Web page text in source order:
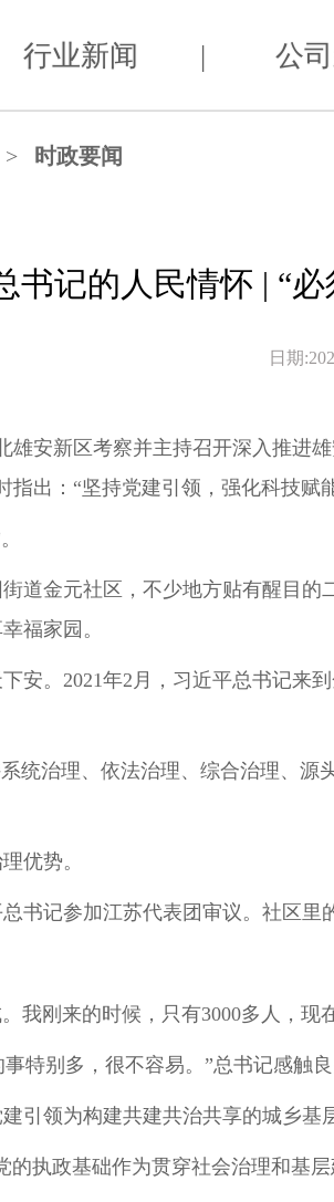
行业新闻 | 公
> 时政要闻
书记的人民情怀 | “
日期
雄安新区考察并主持召开深入推进
指出：“坚持党建引领，强化科技赋
道金元社区，不少地方贴有醒目
福家园。
安。2021年2月，习近平总书记来
统治理、依法治理、综合治理、
优势。
书记参加江苏代表团审议。社区里
我刚来的时候，只有3000多人，现
特别多，很不容易。”总书记感触良
引领为构建共建共治共享的城乡基
执政基础作为贯穿社会治理和基层